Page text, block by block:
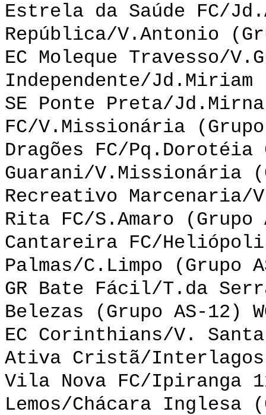
Estrela da Saúde FC/
República/V.Antonio
EC Moleque Travesso/
Independente/Jd.Miriam
SE Ponte Preta/
FC/V.Missionária
Dragões FC/Pq.Dorotéia
Guarani/V.Missionária
Recreativo Marcenaria/
Rita FC/S.Amaro (Grupo
Cantareira FC/
Palmas/C.Limpo (Grupo
GR Bate Fácil/T.da
Belezas (Grupo AS-12)
EC Corinthians/V.
Ativa Cristã/Interlagos
Vila Nova FC/Ipiranga
Lemos/Chácara Inglesa